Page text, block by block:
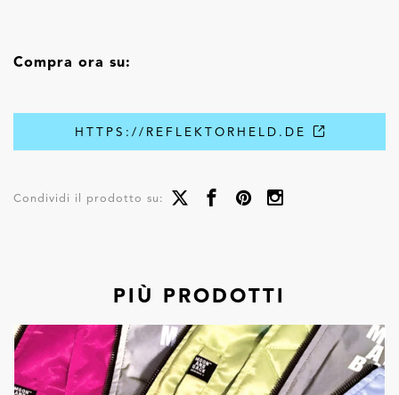
Compra ora su:
HTTPS://REFLEKTORHELD.DE
Condividi il prodotto su:
PIÙ PRODOTTI